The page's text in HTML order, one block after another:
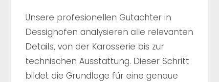
Unsere profesionellen Gutachter in
Dessighofen analysieren alle relevanten
Details, von der Karosserie bis zur
technischen Ausstattung. Dieser Schritt
bildet die Grundlage für eine genaue